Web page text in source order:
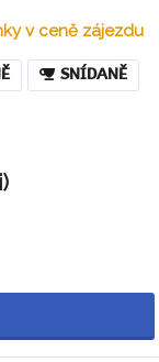
v ceně zájezdu
SNÍDANĚ